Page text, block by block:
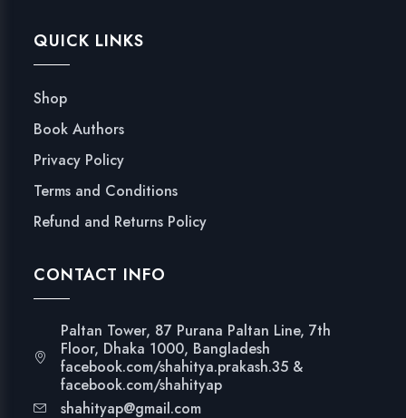
QUICK LINKS
Shop
Book Authors
Privacy Policy
Terms and Conditions
Refund and Returns Policy
CONTACT INFO
Paltan Tower, 87 Purana Paltan Line, 7th
Floor, Dhaka 1000, Bangladesh
facebook.com/shahitya.prakash.35 &
facebook.com/shahityap
shahityap@gmail.com